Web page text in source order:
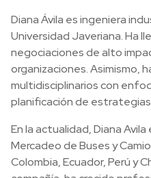
Diana Ávila es ingeniera
Universidad Javeriana. Ha
negociaciones de alto
organizaciones. Asimismo,
multidisciplinarios con
planificación de
En la actualidad, Diana
Mercadeo de Buses y
Colombia, Ecuador, Perú y